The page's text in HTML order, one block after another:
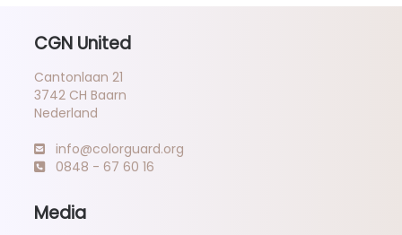
CGN United
Cantonlaan 21
3742 CH Baarn
Nederland
info@colorguard.org
0848 - 67 60 16
Media